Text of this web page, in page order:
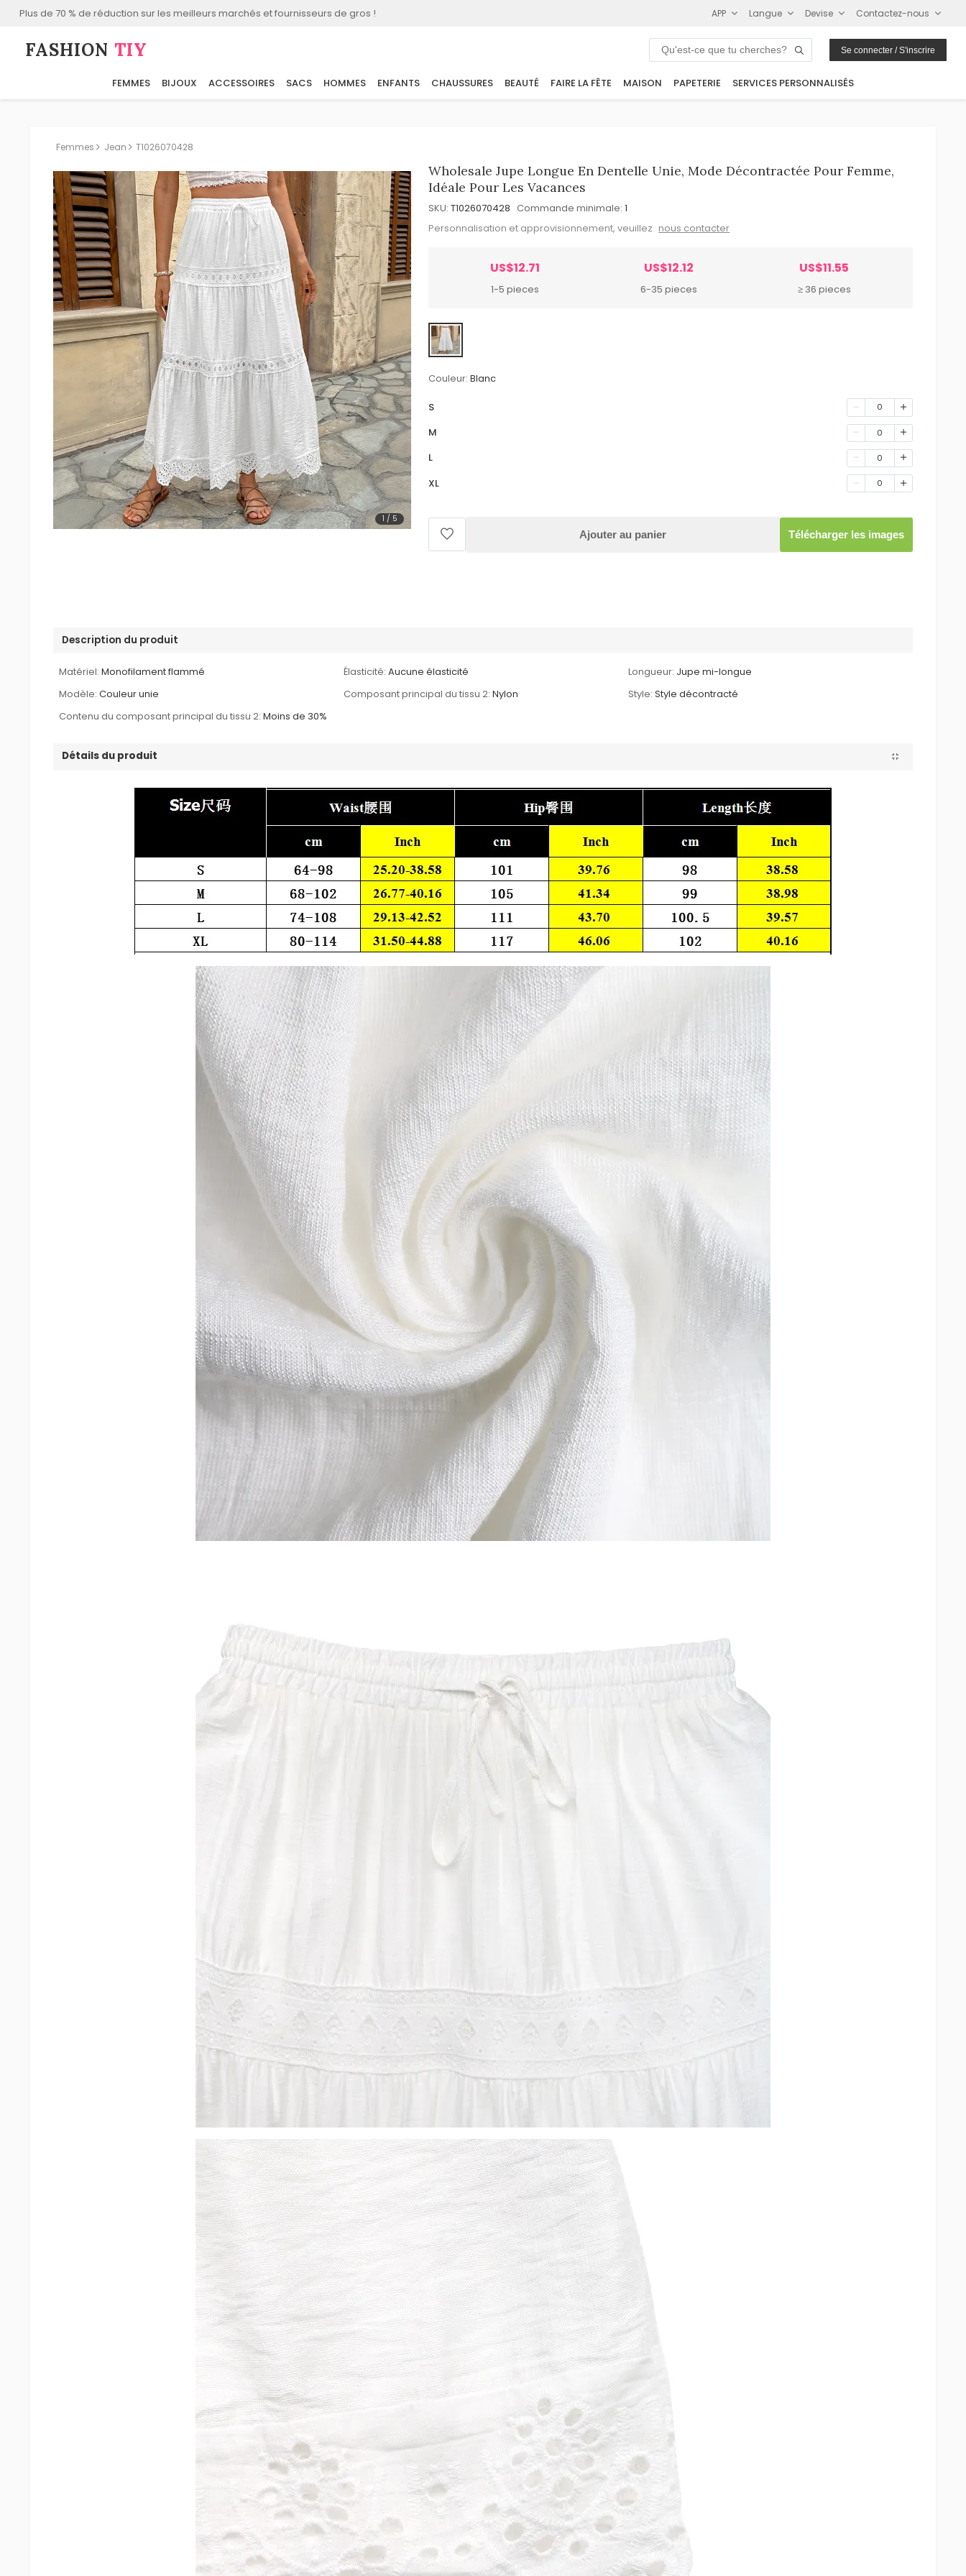
Plus de 70 % de réduction sur les meilleurs marchés et fournisseurs de gros ! APP Langue Devise Contactez-nous
FASHION⁠ TIY Se connecter / S'inscrire
FEMMES BIJOUX ACCESSOIRES SACS HOMMES ENFANTS CHAUSSURES BEAUTÉ FAIRE LA FÊTE MAISON PAPETERIE SERVICES PERSONNALISÉS
Femmes Jean T1026070428
1 / 5
Wholesale Jupe Longue En Dentelle Unie, Mode Décontractée Pour Femme,
Idéale Pour Les Vacances
SKU: T1026070428 Commande minimale: 1
Personnalisation et approvisionnement, veuillez nous contacter
US$12.71
1-5 pieces
US$12.12
6-35 pieces
US$11.55
≥ 36 pieces
Couleur: Blanc
S 0
M 0
L 0
XL 0
Ajouter au panier Télécharger les images
Description du produit
Matériel: Monofilament flammé Élasticité: Aucune élasticité Longueur: Jupe mi-longue
Modèle: Couleur unie Composant principal du tissu 2: Nylon Style: Style décontracté
Contenu du composant principal du tissu 2: Moins de 30%
Détails du produit